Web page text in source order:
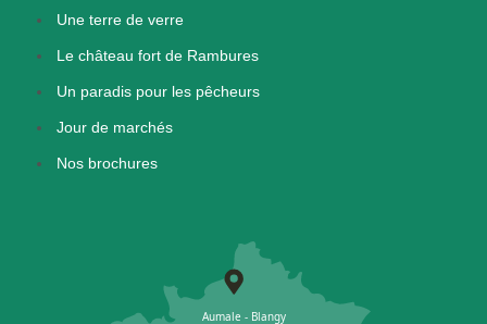
Une terre de verre
Le château fort de Rambures
Un paradis pour les pêcheurs
Jour de marchés
Nos brochures